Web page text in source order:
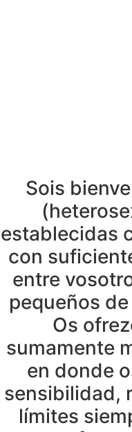
Sois
establecidas
con
entre
pequeños
Os
sumamente
en donde
sensibilidad,
límites